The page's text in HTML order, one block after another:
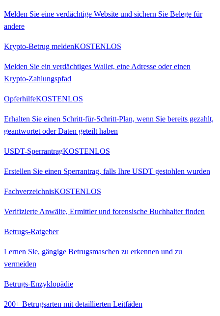
Melden Sie eine verdächtige Website und sichern Sie Belege für
andere
Krypto-Betrug meldenKOSTENLOS
Melden Sie ein verdächtiges Wallet, eine Adresse oder einen
Krypto-Zahlungspfad
OpferhilfeKOSTENLOS
Erhalten Sie einen Schritt-für-Schritt-Plan, wenn Sie bereits gezahlt,
geantwortet oder Daten geteilt haben
USDT-SperrantragKOSTENLOS
Erstellen Sie einen Sperrantrag, falls Ihre USDT gestohlen wurden
FachverzeichnisKOSTENLOS
Verifizierte Anwälte, Ermittler und forensische Buchhalter finden
Betrugs-Ratgeber
Lernen Sie, gängige Betrugsmaschen zu erkennen und zu
vermeiden
Betrugs-Enzyklopädie
200+ Betrugsarten mit detaillierten Leitfäden